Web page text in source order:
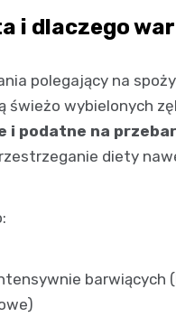
i dlaczego
polegający na
świeżo wybielonych
podatne na
diety
barwiących